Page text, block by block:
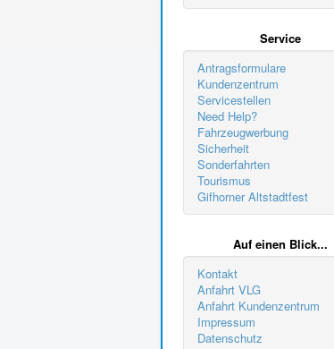
Service
Antragsformulare
Kundenzentrum
Servicestellen
Need Help?
Fahrzeugwerbung
Sicherheit
Sonderfahrten
Tourismus
Gifhorner Altstadtfest
Auf einen Blick...
Kontakt
Anfahrt VLG
Anfahrt Kundenzentrum
Impressum
Datenschutz